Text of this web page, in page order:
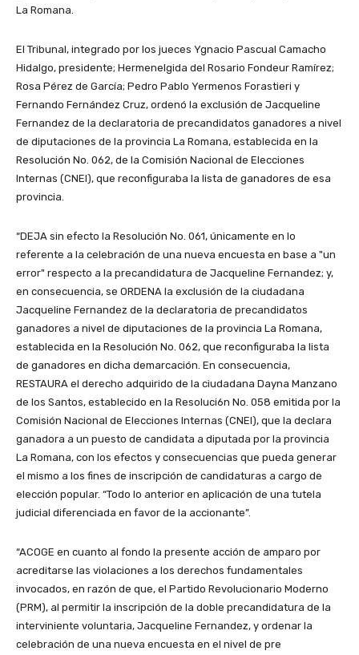
La Romana.
El Tribunal, integrado por los jueces Ygnacio Pascual Camacho
Hidalgo, presidente; Hermenelgida del Rosario Fondeur Ramírez;
Rosa Pérez de García; Pedro Pablo Yermenos Forastieri y
Fernando Fernández Cruz, ordenó la exclusión de Jacqueline
Fernandez de la declaratoria de precandidatos ganadores a nivel
de diputaciones de la provincia La Romana, establecida en la
Resolución No. 062, de la Comisión Nacional de Elecciones
Internas (CNEI), que reconfiguraba la lista de ganadores de esa
provincia.
“DEJA sin efecto la Resolución No. 061, únicamente en lo
referente a la celebración de una nueva encuesta en base a "un
error" respecto a la precandidatura de Jacqueline Fernandez; y,
en consecuencia, se ORDENA la exclusión de la ciudadana
Jacqueline Fernandez de la declaratoria de precandidatos
ganadores a nivel de diputaciones de la provincia La Romana,
establecida en la Resolución No. 062, que reconfiguraba la lista
de ganadores en dicha demarcación. En consecuencia,
RESTAURA el derecho adquirido de la ciudadana Dayna Manzano
de los Santos, establecido en la Resoluci6n No. 058 emitida por la
Comisión Nacional de Elecciones Internas (CNEI), que la declara
ganadora a un puesto de candidata a diputada por la provincia
La Romana, con los efectos y consecuencias que pueda generar
el mismo a los fines de inscripción de candidaturas a cargo de
elección popular. “Todo lo anterior en aplicación de una tutela
judicial diferenciada en favor de la accionante”.
“ACOGE en cuanto al fondo la presente acción de amparo por
acreditarse las violaciones a los derechos fundamentales
invocados, en razón de que, el Partido Revolucionario Moderno
(PRM), al permitir la inscripción de la doble precandidatura de la
interviniente voluntaria, Jacqueline Fernandez, y ordenar la
celebración de una nueva encuesta en el nivel de pre